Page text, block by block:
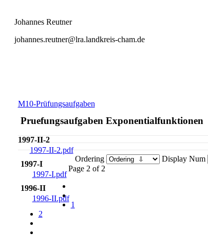
Johannes Reutner
johannes.reutner@lra.landkreis-cham.de
M10-Prüfungsaufgaben
Pruefungsaufgaben Exponentialfunktionen
1997-II-2
1997-II-2.pdf
1997-I
1997-I.pdf
1996-II
1996-II.pdf
Ordering
Display Num
Page 2 of 2
1
2